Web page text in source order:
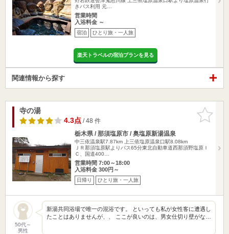
きバス利用 元…
営業時間
入浴料金 ～
宿泊 ひとり旅・一人旅
楽天トラベルの宿泊プランを見る
関連情報から探す
お気に入
りに追加
寺の湯
4.3点/ 48 件
栃木県 / 那須塩原市 / 奥塩原新湯温泉
中三依温泉駅7.87km
上三依塩原温泉口駅8.08km
ＪＲ那須塩原駅よりバス65分東北自動車道西那須野塩原Ｉ
Ｃ、国道400…
営業時間 7:00～18:00
入浴料金 300円～
日帰り ひとり旅・一人旅
50代～
男性
新湯共同浴場で唯一の混浴です。 といっても私が女性客に遭遇し
たことはありませんが、、 ここが良いのは、男女仕切り壁がな…